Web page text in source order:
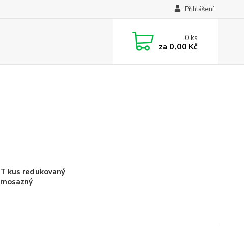
Přihlášení
0ks
za 0,00 Kč
T kus redukovaný
mosazný